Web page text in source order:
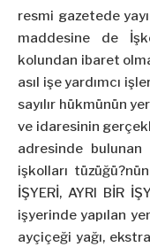
resmi gazetede
maddesine de
kolundan ibaret
asıl işe yardımcı
sayılır hükmünün
ve idaresinin
adresinde
işkolları
İŞYERİ, AYRI BİR
işyerinde yapılan
ayçiçeği yağı,